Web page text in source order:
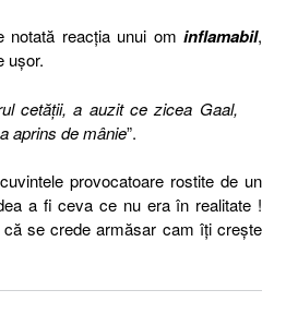
reacția unui om inflamabil,
ușor.
cetăţii, a auzit ce zicea Gaal,
aprins de mânie”.
provocatoare rostite de un
a fi ceva ce nu era în realitate !
că se crede armăsar cam îți crește